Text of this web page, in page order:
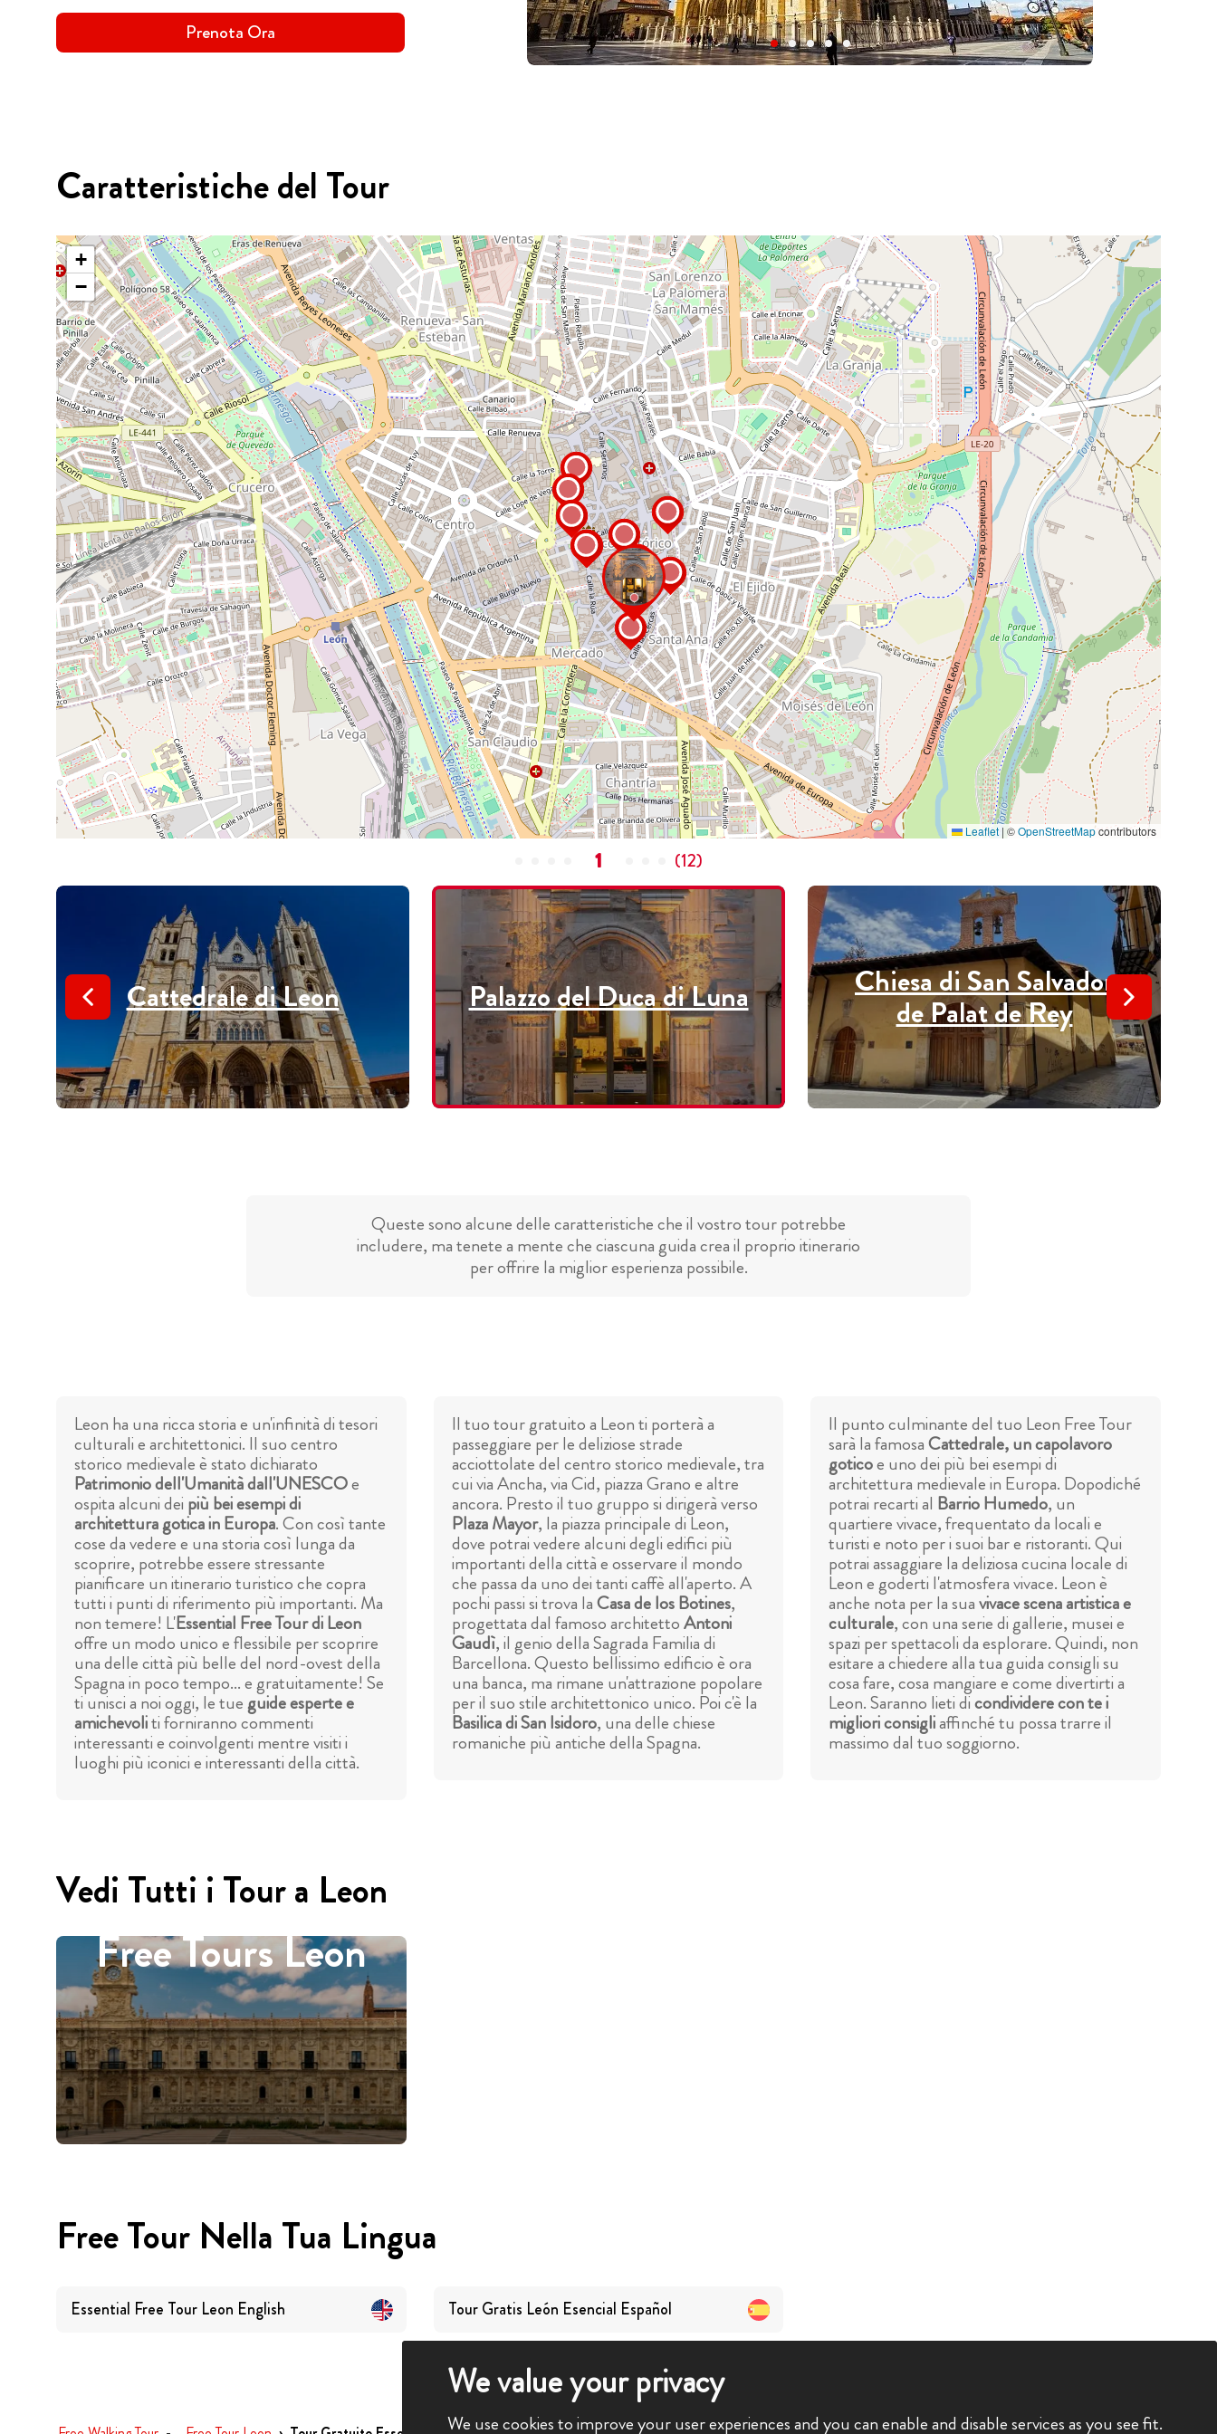
Prenota Ora
Caratteristiche del Tour
+
−
Leaflet | ©OpenStreetMapcontributors
1 (12)
Cattedrale di Leon Palazzo del Duca di Luna Chiesa di San Salvador
de Palat de Rey
Queste sono alcune delle caratteristiche che il vostro tour potrebbe
includere, ma tenete a mente che ciascuna guida crea il proprio itinerario
per offrire la miglior esperienza possibile.
Leon ha una ricca storia e un'infinità di tesori
culturali e architettonici. Il suo centro
storico medievale è stato dichiarato
Patrimonio dell'Umanità dall'UNESCOe
ospita alcuni dei più bei esempi di
architettura gotica in Europa. Con così tante
cose da vedere e una storia così lunga da
scoprire, potrebbe essere stressante
pianificare un itinerario turistico che copra
tutti i punti di riferimento più importanti. Ma
non temere! L'Essential Free Tour di Leon
offre un modo unico e flessibile per scoprire
una delle città più belle del nord-ovest della
Spagna in poco tempo... e gratuitamente! Se
ti unisci a noi oggi, le tueguide esperte e
amichevoliti forniranno commenti
interessanti e coinvolgenti mentre visiti i
luoghi più iconici e interessanti della città.
Il tuo tour gratuito a Leon ti porterà a
passeggiare per le deliziose strade
acciottolate del centro storico medievale, tra
cui via Ancha, via Cid, piazza Grano e altre
ancora. Presto il tuo gruppo si dirigerà verso
Plaza Mayor, la piazza principale di Leon,
dove potrai vedere alcuni degli edifici più
importanti della città e osservare il mondo
che passa da uno dei tanti caffè all'aperto. A
pochi passi si trova laCasa de los Botines,
progettata dal famoso architettoAntoni
Gaudì, il genio della Sagrada Familia di
Barcellona. Questo bellissimo edificio è ora
una banca, ma rimane un'attrazione popolare
per il suo stile architettonico unico. Poi c'è la
Basilica di San Isidoro, una delle chiese
romaniche più antiche della Spagna.
Il punto culminante del tuo Leon Free Tour
sarà la famosaCattedrale, un capolavoro
goticoe uno dei più bei esempi di
architettura medievale in Europa. Dopodiché
potrai recarti al Barrio Humedo, un
quartiere vivace, frequentato da locali e
turisti e noto per i suoi bar e ristoranti. Qui
potrai assaggiare la deliziosa cucina locale di
Leon e goderti l'atmosfera vivace. Leon è
anche nota per la suavivace scena artistica e
culturale, con una serie di gallerie, musei e
spazi per spettacoli da esplorare. Quindi, non
esitare a chiedere alla tua guida consigli su
cosa fare, cosa mangiare e come divertirti a
Leon. Saranno lieti dicondividere con te i
migliori consigliaffinché tu possa trarre il
massimo dal tuo soggiorno.
Vedi Tutti i Tour a Leon
Free Tours Leon
Free Tour Nella Tua Lingua
Essential Free Tour Leon English Tour Gratis León Esencial Español
We value your privacy
We use cookies to improve your user experiences and you can enable and disable services as you see fit.